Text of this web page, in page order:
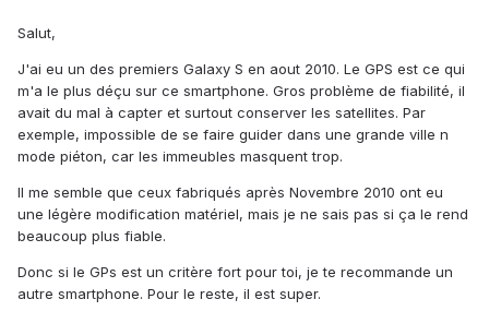
Salut,
J'ai eu un des premiers Galaxy S en aout 2010. Le GPS est ce qui
m'a le plus déçu sur ce smartphone. Gros problème de fiabilité, il
avait du mal à capter et surtout conserver les satellites. Par
exemple, impossible de se faire guider dans une grande ville n
mode piéton, car les immeubles masquent trop.
Il me semble que ceux fabriqués après Novembre 2010 ont eu
une légère modification matériel, mais je ne sais pas si ça le rend
beaucoup plus fiable.
Donc si le GPs est un critère fort pour toi, je te recommande un
autre smartphone. Pour le reste, il est super.